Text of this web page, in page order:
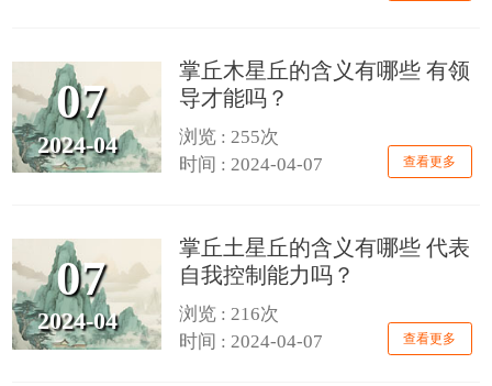
07
2024-04
掌丘木星丘的含义有哪些 有领
导才能吗？
浏览 : 255次
时间 : 2024-04-07
查看更多
07
2024-04
掌丘土星丘的含义有哪些 代表
自我控制能力吗？
浏览 : 216次
时间 : 2024-04-07
查看更多